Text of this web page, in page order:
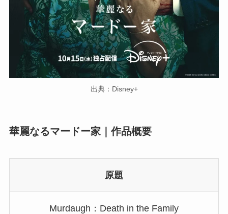
出典：Disney+
華麗なるマードー家｜作品概要
原題
Murdaugh：Death in the Family